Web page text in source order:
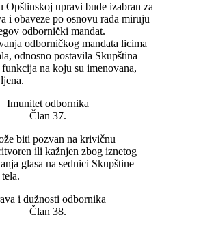
Opštinskoj upravi bude izabran za
i obaveze po osnovu rada miruju
odbornički mandat.
odborničkog mandata licima
odnosno postavila Skupština
funkcija na koju su imenovana,
Imunitet odbornika
Član 37.
biti pozvan na krivičnu
ili kažnjen zbog iznetog
glasa na sednici Skupštine
i dužnosti odbornika
Član 38.